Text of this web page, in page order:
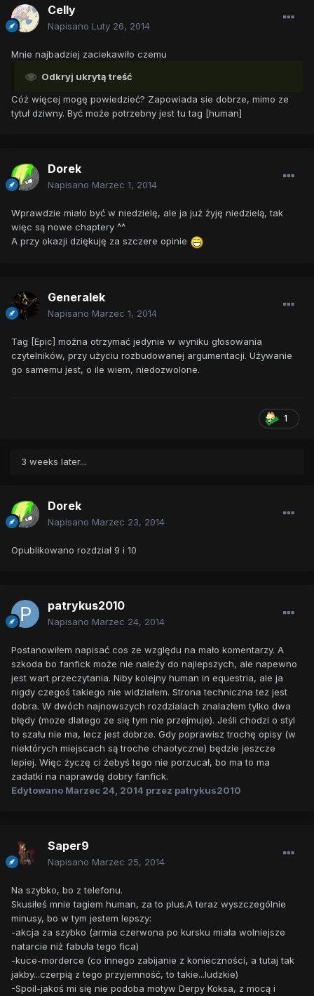
Celly
Napisano Luty 26, 2014
Mnie najbadziej zaciekawiło czemu
Odkryj ukrytą treść
Cóż więcej mogę powiedzieć? Zapowiada sie dobrze, mimo ze
tytuł dziwny. Być może potrzebny jest tu tag [human]
Dorek
Napisano Marzec 1, 2014
Wprawdzie miało być w niedzielę, ale ja już żyję niedzielą, tak
więc są nowe chaptery ^^
A przy okazji dziękuję za szczere opinie
Generalek
Napisano Marzec 1, 2014
Tag [Epic] można otrzymać jedynie w wyniku głosowania
czytelników, przy użyciu rozbudowanej argumentacji. Używanie
go samemu jest, o ile wiem, niedozwolone.
1
3 weeks later...
Dorek
Napisano Marzec 23, 2014
Opublikowano rozdział 9 i 10
patrykus2010
Napisano Marzec 24, 2014
Postanowiłem napisać cos ze względu na mało komentarzy. A
szkoda bo fanfick może nie należy do najlepszych, ale napewno
jest wart przeczytania. Niby kolejny human in equestria, ale ja
nigdy czegoś takiego nie widziałem. Strona techniczna tez jest
dobra. W dwóch najnowszych rozdzialach znalazłem tylko dwa
błędy (moze dlatego ze się tym nie przejmuje). Jeśli chodzi o styl
to szału nie ma, lecz jest dobrze. Gdy poprawisz trochę opisy (w
niektórych miejscach są troche chaotyczne) będzie jeszcze
lepiej. Więc życzę ci żebyś tego nie porzucał, bo ma to ma
zadatki na naprawdę dobry fanfick.
Edytowano Marzec 24, 2014 przez patrykus2010
Saper9
Napisano Marzec 25, 2014
Na szybko, bo z telefonu.
Skusiłeś mnie tagiem human, za to plus.A teraz wyszczególnie
minusy, bo w tym jestem lepszy:
-akcja za szybko (armia czerwona po kursku miała wolniejsze
natarcie niż fabuła tego fica)
-kuce-morderce (co innego zabijanie z konieczności, a tutaj tak
jakby...czerpią z tego przyjemność, to takie...ludzkie)
-Spoil-jakoś mi się nie podoba motyw Derpy Koksa, z mocą i